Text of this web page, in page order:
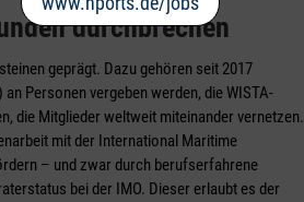
durchbrechen
geprägt. Dazu gehören seit 2017
Personen vergeben werden, die WISTA-
die Mitglieder weltweit miteinander vernetzen.
mit der International Maritime
– und zwar durch berufserfahrene
bei der IMO. Dieser erlaubt es der